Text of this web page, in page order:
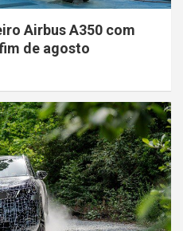
Airbus A350 com
de agosto